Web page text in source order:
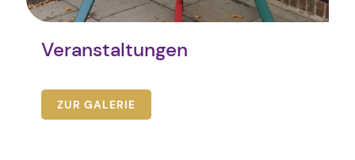
Veranstaltungen
ZUR GALERIE